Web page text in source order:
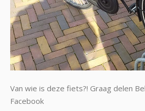
Van wie is deze fiets?! Graag delen
Facebook